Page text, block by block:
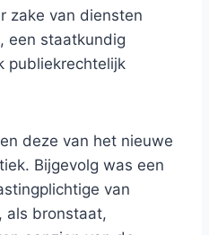
zake van diensten
een staatkundig
publiekrechtelijk
deze van het nieuwe
Bijgevolg was een
van
als bronstaat,